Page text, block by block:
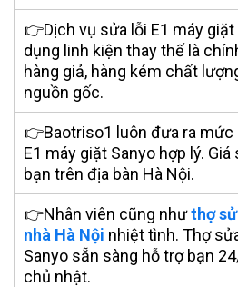
👉Dịch vụ sửa lỗi E1 máy
dụng linh kiện thay thế là
hàng giả, hàng kém chất
nguồn gốc.
👉Baotriso1 luôn đưa ra mức
E1 máy giặt Sanyo hợp lý.
bạn trên địa bàn Hà Nội.
👉Nhân viên cũng nhưthợ
nhà Hà Nội nhiệt tình. Thợ
Sanyo sẵn sàng hỗ trợ bạn
chủ nhật.